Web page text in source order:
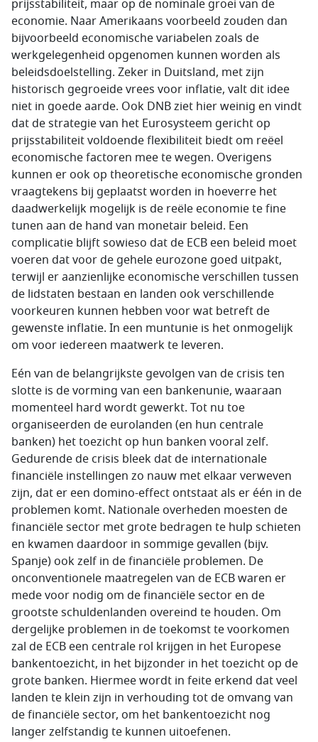
prijsstabiliteit, maar op de nominale groei van de
economie. Naar Amerikaans voorbeeld zouden dan
bijvoorbeeld economische variabelen zoals de
werkgelegenheid opgenomen kunnen worden als
beleidsdoelstelling. Zeker in Duitsland, met zijn
historisch gegroeide vrees voor inflatie, valt dit idee
niet in goede aarde. Ook DNB ziet hier weinig en vindt
dat de strategie van het Eurosysteem gericht op
prijsstabiliteit voldoende flexibiliteit biedt om reëel
economische factoren mee te wegen. Overigens
kunnen er ook op theoretische economische gronden
vraagtekens bij geplaatst worden in hoeverre het
daadwerkelijk mogelijk is de reële economie te fine
tunen aan de hand van monetair beleid. Een
complicatie blijft sowieso dat de ECB een beleid moet
voeren dat voor de gehele eurozone goed uitpakt,
terwijl er aanzienlijke economische verschillen tussen
de lidstaten bestaan en landen ook verschillende
voorkeuren kunnen hebben voor wat betreft de
gewenste inflatie. In een muntunie is het onmogelijk
om voor iedereen maatwerk te leveren.
Eén van de belangrijkste gevolgen van de crisis ten
slotte is de vorming van een bankenunie, waaraan
momenteel hard wordt gewerkt. Tot nu toe
organiseerden de eurolanden (en hun centrale
banken) het toezicht op hun banken vooral zelf.
Gedurende de crisis bleek dat de internationale
financiële instellingen zo nauw met elkaar verweven
zijn, dat er een domino-effect ontstaat als er één in de
problemen komt. Nationale overheden moesten de
financiële sector met grote bedragen te hulp schieten
en kwamen daardoor in sommige gevallen (bijv.
Spanje) ook zelf in de financiële problemen. De
onconventionele maatregelen van de ECB waren er
mede voor nodig om de financiële sector en de
grootste schuldenlanden overeind te houden. Om
dergelijke problemen in de toekomst te voorkomen
zal de ECB een centrale rol krijgen in het Europese
bankentoezicht, in het bijzonder in het toezicht op de
grote banken. Hiermee wordt in feite erkend dat veel
landen te klein zijn in verhouding tot de omvang van
de financiële sector, om het bankentoezicht nog
langer zelfstandig te kunnen uitoefenen.